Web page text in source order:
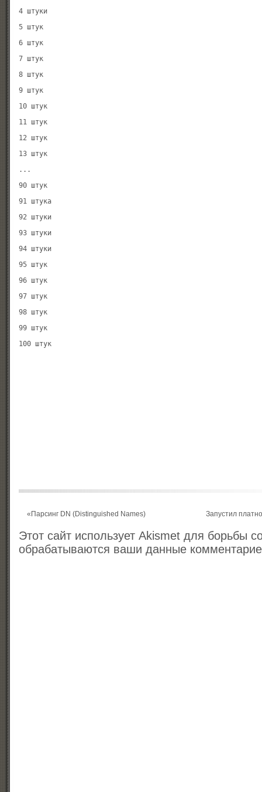
4 штуки
5 штук
6 штук
7 штук
8 штук
9 штук
10 штук
11 штук
12 штук
13 штук
...
90 штук
91 штука
92 штуки
93 штуки
94 штуки
95 штук
96 штук
97 штук
98 штук
99 штук
« Парсинг DN (Distinguished Names) Запустил
Этот сайт использует Akismet для борьбы
обрабатываются ваши данные